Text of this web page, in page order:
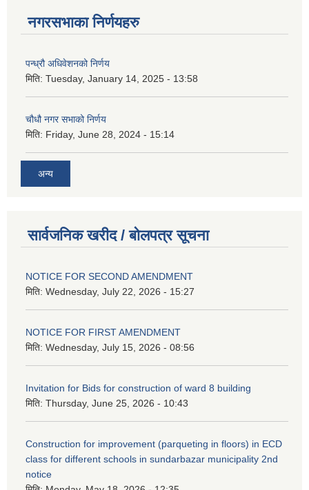
नगरसभाका निर्णयहरु
पन्ध्रौ अधिवेशनको निर्णय
मिति: Tuesday, January 14, 2025 - 13:58
चौधौ नगर सभाको निर्णय
मिति: Friday, June 28, 2024 - 15:14
अन्य
सार्वजनिक खरीद / बोलपत्र सूचना
NOTICE FOR SECOND AMENDMENT
मिति: Wednesday, July 22, 2026 - 15:27
NOTICE FOR FIRST AMENDMENT
मिति: Wednesday, July 15, 2026 - 08:56
Invitation for Bids for construction of ward 8 building
मिति: Thursday, June 25, 2026 - 10:43
Construction for improvement (parqueting in floors) in ECD
class for different schools in sundarbazar municipality 2nd
notice